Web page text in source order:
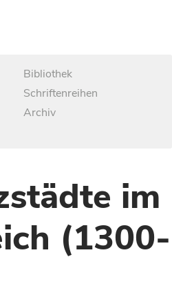
Bibliothek
Schriftenreihen
Archiv
im
(1300-